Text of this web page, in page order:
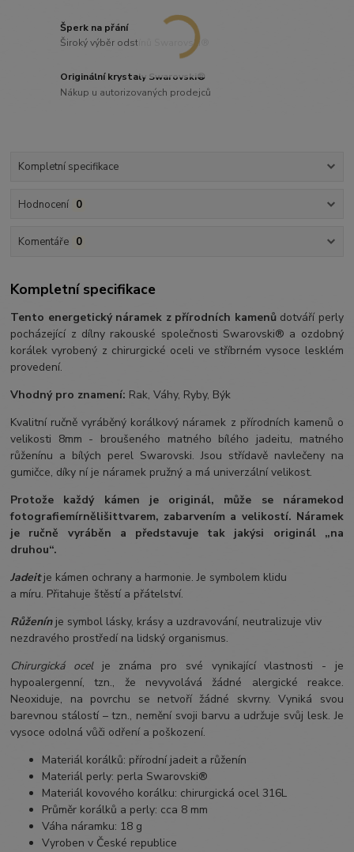
Šperk na přání
Široký výběr odstínů Swarovski®
Originální krystaly Swarovski®
Nákup u autorizovaných prodejců
Kompletní specifikace
Hodnocení 0
Komentáře 0
Kompletní specifikace
Tento energetický náramek z přírodních kamenů dotváří perly
pocházející z dílny rakouské společnosti Swarovski® a ozdobný
korálek vyrobený z chirurgické oceli ve stříbrném vysoce lesklém
provedení.
Vhodný pro znamení: Rak, Váhy, Ryby, Býk
Kvalitní ručně vyráběný korálkový náramek z přírodních kamenů o
velikosti 8mm - broušeného matného bílého jadeitu, matného
růženínu a bílých perel Swarovski. Jsou střídavě navlečeny na
gumičce, díky ní je náramek pružný a má univerzální velikost.
Protože každý kámen je originál, může se náramekod
fotografiemírnělišittvarem, zabarvením a velikostí. Náramek
je ručně vyráběn a představuje tak jakýsi originál „na
druhou“.
Jadeitje kámen ochrany a harmonie. Je symbolem klidu
a míru. Přitahuje štěstí a přátelství.
Růženínje symbol lásky, krásy a uzdravování, neutralizuje vliv
nezdravého prostředí na lidský organismus.
Chirurgická ocelje známa pro své vynikající vlastnosti - je
hypoalergenní, tzn., že nevyvolává žádné alergické reakce.
Neoxiduje, na povrchu se netvoří žádné skvrny. Vyniká svou
barevnou stálostí – tzn., nemění svoji barvu a udržuje svůj lesk. Je
vysoce odolná vůči odření a poškození.
Materiál korálků: přírodní jadeit a růženín
Materiál perly: perla Swarovski®
Materiál kovového korálku: chirurgická ocel 316L
Průměr korálků a perly: cca 8 mm
Váha náramku: 18 g
Vyroben v České republice